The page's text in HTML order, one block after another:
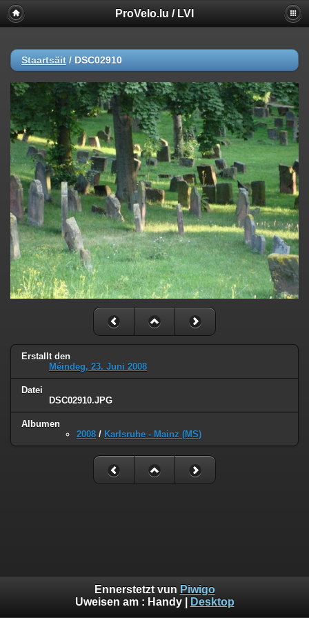
ProVelo.lu / LVI
Staartsäit / DSC02910
Erstallt den
Méindeg, 23. Juni 2008
Datei
DSC02910.JPG
Albumen
2008 / Karlsruhe - Mainz (MS)
Ennerstetzt vun Piwigo
Uweisen am : Handy| Desktop